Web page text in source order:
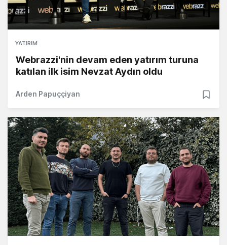
YATIRIM
Webrazzi'nin devam eden yatırım turuna
katılan ilk isim Nevzat Aydın oldu
Arden Papuççiyan